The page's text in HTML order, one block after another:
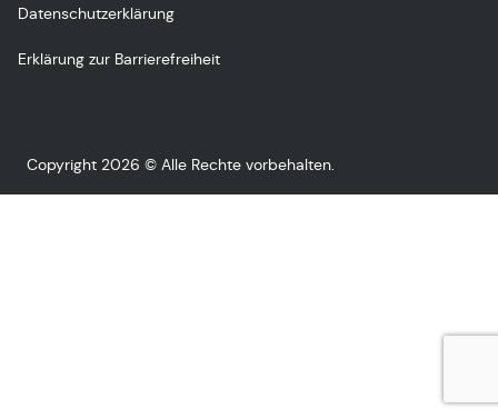
Datenschutzerklärung
Erklärung zur Barrierefreiheit
Copyright 2026 © Alle Rechte vorbehalten.